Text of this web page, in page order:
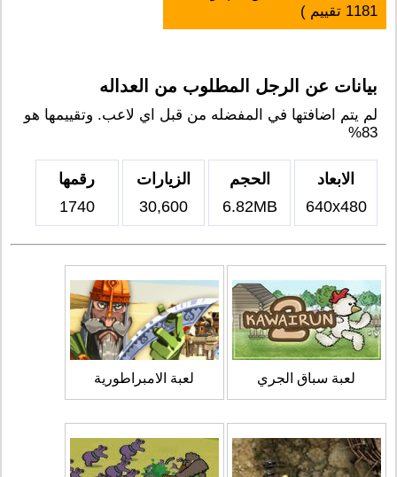
1181 تقييم )
بيانات عن الرجل المطلوب من العداله
لم يتم اضافتها في المفضله من قبل اي لاعب. وتقييمها هو
83%
الابعاد
640x480
الحجم
6.82MB
الزيارات
30,600
رقمها
1740
لعبة سباق الجري لعبة الامبراطورية